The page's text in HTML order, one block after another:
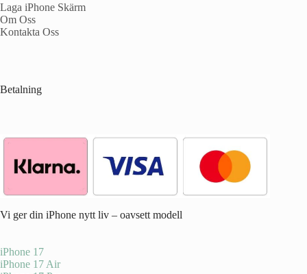
Laga iPhone Skärm
Om Oss
Kontakta Oss
Betalning
Vi ger din iPhone nytt liv – oavsett modell
iPhone 17
iPhone 17 Air